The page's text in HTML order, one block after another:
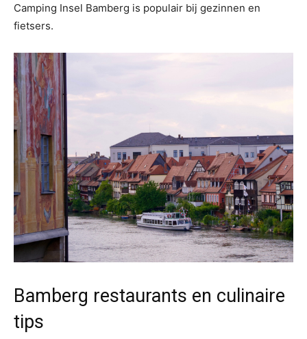
Camping Insel Bamberg is populair bij gezinnen en
fietsers.
Bamberg restaurants en culinaire
tips